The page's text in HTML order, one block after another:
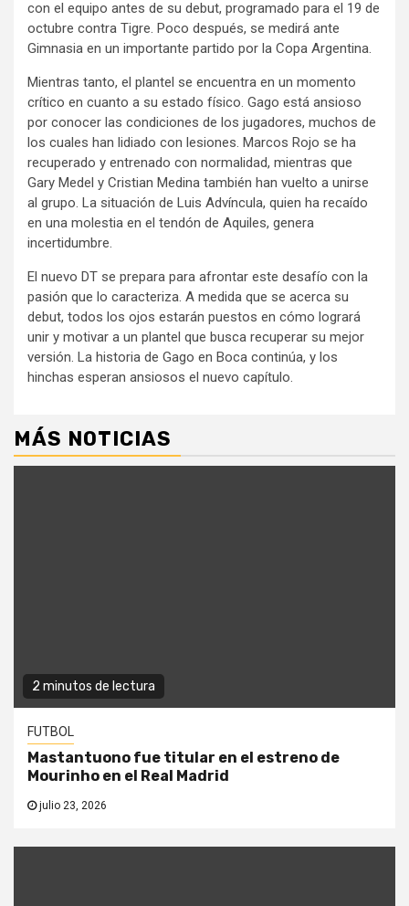
con el equipo antes de su debut, programado para el 19 de
octubre contra Tigre. Poco después, se medirá ante
Gimnasia en un importante partido por la Copa Argentina.
Mientras tanto, el plantel se encuentra en un momento
crítico en cuanto a su estado físico. Gago está ansioso
por conocer las condiciones de los jugadores, muchos de
los cuales han lidiado con lesiones. Marcos Rojo se ha
recuperado y entrenado con normalidad, mientras que
Gary Medel y Cristian Medina también han vuelto a unirse
al grupo. La situación de Luis Advíncula, quien ha recaído
en una molestia en el tendón de Aquiles, genera
incertidumbre.
El nuevo DT se prepara para afrontar este desafío con la
pasión que lo caracteriza. A medida que se acerca su
debut, todos los ojos estarán puestos en cómo logrará
unir y motivar a un plantel que busca recuperar su mejor
versión. La historia de Gago en Boca continúa, y los
hinchas esperan ansiosos el nuevo capítulo.
MÁS NOTICIAS
2 minutos de lectura
FUTBOL
Mastantuono fue titular en el estreno de
Mourinho en el Real Madrid
julio 23, 2026